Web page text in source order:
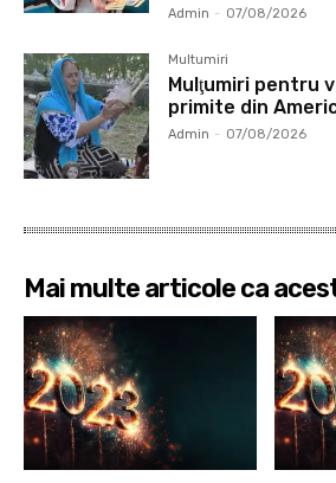
Admin - 07/08/2026
Multumiri
Mulţumiri pentru
primite din
Admin - 07/08/2026
Mai multe articole ca